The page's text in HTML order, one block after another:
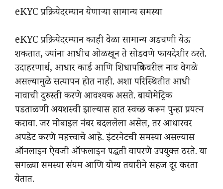
eKYC प्रक्रियेदरम्यान येणाऱ्या सामान्य समस्या
eKYC प्रक्रियेदरम्यान काही वेळा सामान्य अडचणी येऊ
शकतात, ज्यांना आधीच ओळखून ते सोडवणे फायदेशीर ठरते.
उदाहरणार्थ, आधार कार्ड आणि शिधापत्रिकेवरील नाव वेगळे
असल्यामुळे सत्यापन होत नाही. अशा परिस्थितीत आधी
नावाची दुरुस्ती करणे आवश्यक असते. बायोमेट्रिक
पडताळणी अयशस्वी झाल्यास हात स्वच्छ करून पुन्हा प्रयत्न
करावा. जर मोबाइल नंबर बदललेला असेल, तर आधारवर
अपडेट करणे महत्त्वाचे आहे. इंटरनेटची समस्या असल्यास
ऑनलाइन ऐवजी ऑफलाइन पद्धती वापरणे उपयुक्त ठरते. या
सगळ्या समस्या संयम आणि योग्य तयारीने सहज दूर करता
येतात.